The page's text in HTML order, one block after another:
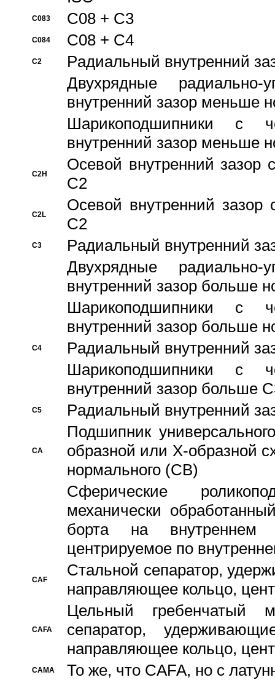
C083 C08 + C3
C084 C08 + C4
C2
Pадиальный внутренний
Двухрядные радиально-
внутренний зазор меньше
Шарикоподшипники с
внутренний зазор меньше
C2H
Осевой внутренний зазор
C2
C2L
Осевой внутренний зазор
C2
C3
Pадиальный внутренний
Двухрядные радиально-
внутренний зазор больше
Шарикоподшипники с
внутренний зазор больше
C4
Pадиальный внутренний
Шарикоподшипники с
внутренний зазор больше
C5 Pадиальный внутренний
CA
Подшипник
образной или Х-образной
нормального (CB)
Сферические
механически
борта на внутреннем
центрируемое по
CAF
Стальной сепаратор,
направляющее кольцо,
CAFA
Цельный гребенчатый
сепаратор,
направляющее кольцо,
CAMA То же, что CAFA, но с